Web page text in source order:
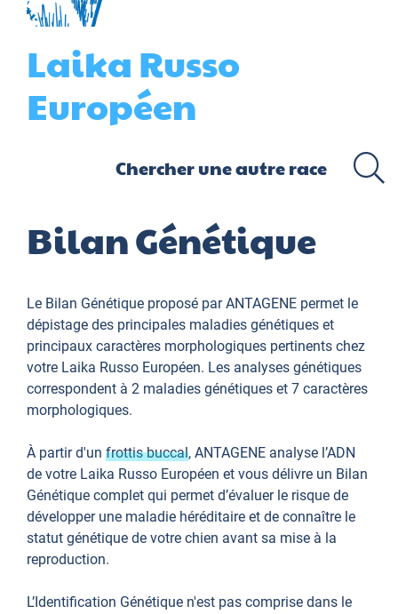
Laika Russo
Européen
Bilan Génétique
Le Bilan Génétique proposé par ANTAGENE permet le
dépistage des principales maladies génétiques et
principaux caractères morphologiques pertinents chez
votre Laika Russo Européen. Les analyses génétiques
correspondent à 2 maladies génétiques et 7 caractères
morphologiques.
À partir d'un frottis buccal, ANTAGENE analyse l’ADN
de votre Laika Russo Européen et vous délivre un Bilan
Génétique complet qui permet d’évaluer le risque de
développer une maladie héréditaire et de connaître le
statut génétique de votre chien avant sa mise à la
reproduction.
L’Identification Génétique n'est pas comprise dans le